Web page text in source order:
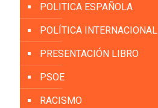
POLITICA ESPAÑOLA
POLÍTICA INTERNACIONAL
PRESENTACIÓN LIBRO
PSOE
RACISMO